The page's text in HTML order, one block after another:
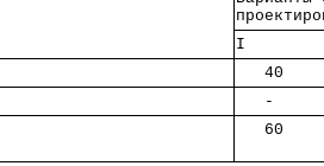
I
   40
   -
   60